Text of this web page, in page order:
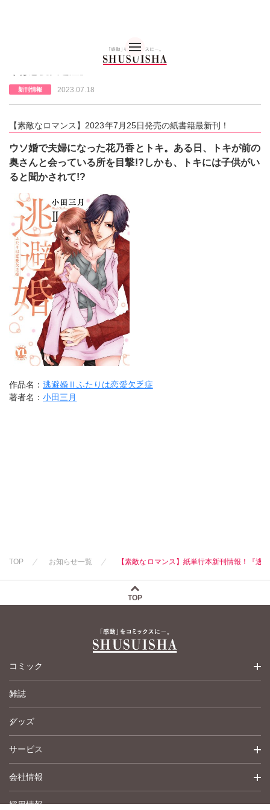
【素敵なロマンス】紙単行本新刊情報！『逃避婚Ⅱふた
新刊情報 2023.07.18
【素敵なロマンス】2023年7月25日発売の紙書籍最新刊！
ウソ婚で夫婦になった花乃香とトキ。ある日、トキが前の
奥さんと会っている所を目撃!?しかも、トキには子供がい
ると聞かされて!?
作品名：逃避婚Ⅱふたりは恋愛欠乏症
著者名：小田三月
TOP お知らせ一覧 【素敵なロマンス】紙単行本新刊情報！『逃
TOP
コミック
少女コミック
女性コミック
ペットコミック
青年コミック
英語版コミック
雑誌
グッズ
サービス
詳細検索
履歴
会社情報
トップメッセージ
採用情報